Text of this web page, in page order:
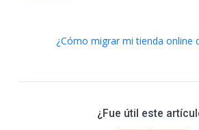
¿Cómo migrar mi tienda online
¿Fue útil este